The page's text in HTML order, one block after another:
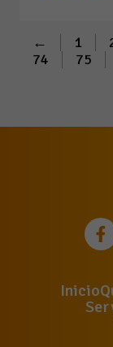
← 1
74
75
Inicio